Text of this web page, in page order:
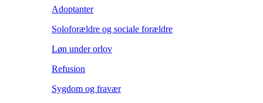
Adoptanter
Soloforældre og sociale forældre
Løn under orlov
Refusion
Sygdom og fravær